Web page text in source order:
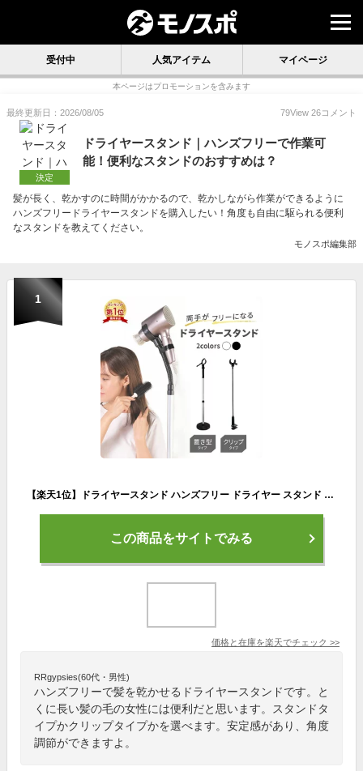
受付中 人気アイテム マイページ
本ページはプロモーションを含みます
最終更新日：2026/08/05 79View 26コメント
決定
ドライヤースタンド｜ハンズフリーで作業可
能！便利なスタンドのおすすめは？
髪が長く、乾かすのに時間がかかるので、乾かしながら作業ができるように
ハンズフリードライヤースタンドを購入したい！角度も自由に駆られる便利
なスタンドを教えてください。
モノスポ編集部
1
【楽天1位】ドライヤースタンド ハンズフリー ドライヤー スタンド ペット用ドライヤーホルダー 固定 ドライヤーホルダー クリップ 便利 アームスタンド 置き型 トリミング 犬 ヘアセット ペット 子供 高さ調整 360度回転 髪 乾燥 送料無料
この商品をサイトでみる
価格と在庫を楽天でチェック >>
RRgypsies(60代・男性)
ハンズフリーで髪を乾かせるドライヤースタンドです。と
くに長い髪の毛の女性には便利だと思います。スタンドタ
イプかクリップタイプかを選べます。安定感があり、角度
調節ができますよ。